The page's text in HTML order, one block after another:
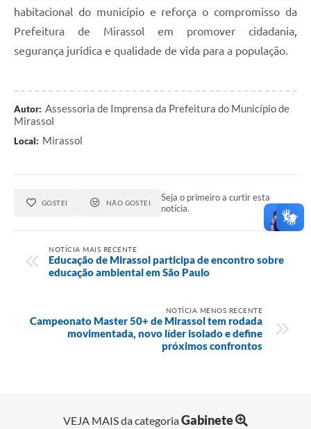
habitacional do município e reforça o compromisso da
Prefeitura de Mirassol em promover cidadania,
segurança jurídica e qualidade de vida para a população.
Autor: Assessoria de Imprensa da Prefeitura do Município de
Mirassol
Local: Mirassol
GOSTEI NÃO GOSTEI
Seja o primeiro a curtir esta
notícia.
NOTÍCIA MAIS RECENTE
Educação de Mirassol participa de encontro sobre
educação ambiental em São Paulo
NOTÍCIA MENOS RECENTE
Campeonato Master 50+ de Mirassol tem rodada
movimentada, novo líder isolado e define
próximos confrontos
VEJA MAIS da categoriaGabinete